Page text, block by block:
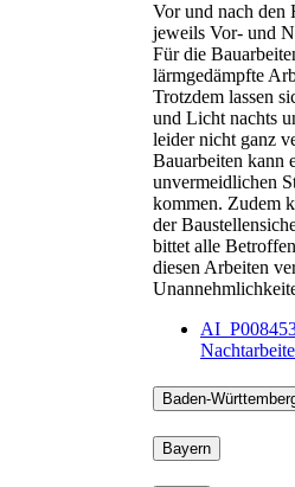
Vor und nach den
jeweils Vor- und
Für die
lärmgedämpfte
Trotzdem lassen
und Licht nachts
leider nicht ganz
Bauarbeiten kann
unvermeidlichen
kommen. Zudem
der
bittet alle
diesen Arbeiten
Baden-
Bayern